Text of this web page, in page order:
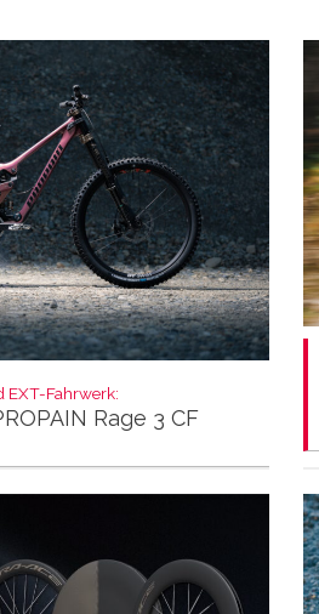
EXT-Fahrwerk:
Rage 3 CF